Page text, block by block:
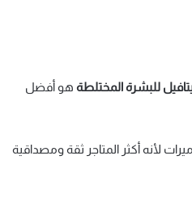
للبشرة المختلطة هو أفضل
لأنه أكثر المتاجر ثقة ومصداقية